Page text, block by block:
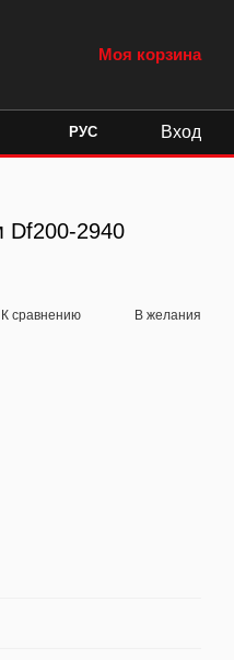
Моя корзина
РУС Вход
Df200-2940
К сравнению В желания